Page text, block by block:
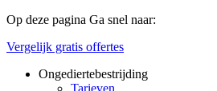
Op deze pagina Ga snel naar:
Vergelijk gratis offertes
Ongediertebestrijding
Tarieven